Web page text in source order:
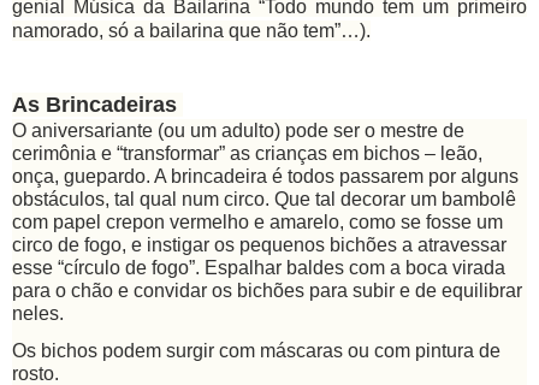
genial Música da Bailarina “Todo mundo tem um primeiro
namorado, só a bailarina que não tem”…).
As Brincadeiras
O aniversariante (ou um adulto) pode ser o mestre de
cerimônia e “transformar” as crianças em bichos – leão,
onça, guepardo. A brincadeira é todos passarem por alguns
obstáculos, tal qual num circo. Que tal decorar um bambolê
com papel crepon vermelho e amarelo, como se fosse um
circo de fogo, e instigar os pequenos bichões a atravessar
esse “círculo de fogo”. Espalhar baldes com a boca virada
para o chão e convidar os bichões para subir e de equilibrar
neles.
Os bichos podem surgir com máscaras ou com pintura de
rosto.